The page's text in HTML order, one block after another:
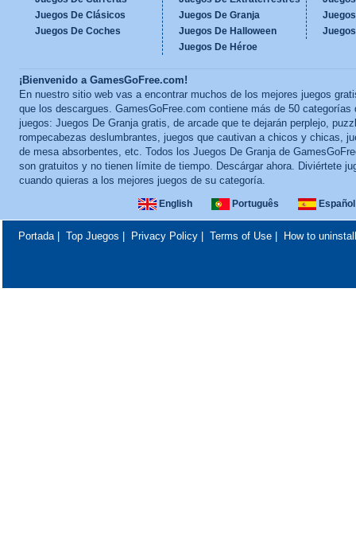
Juegos De Clásicos
Juegos De Coches
Juegos De Granja
Juegos De Halloween
Juegos De Héroe
¡Bienvenido a GamesGoFree.com!
En nuestro sitio web vas a encontrar muchos de los mejores juegos
que los descargues. GamesGoFree.com contiene más de 50 categorías
juegos: Juegos De Granja gratis, de arcade que te dejarán perplejo,
rompecabezas deslumbrantes, juegos que cautivan a chicos y chicas,
de mesa absorbentes, etc. Todos los Juegos De Granja de
son gratuitos y no tienen límite de tiempo. Descárgar ahora. Diviértete
cuando quieras a los mejores juegos de su categoría.
English Português Español
Portada| Top Juegos Privacy Policy| Terms of Use| How to uninstall